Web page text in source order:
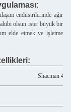
endüstrilerinde ağır
olsun ister büyük bir
elde etmek ve işletme
Shacman